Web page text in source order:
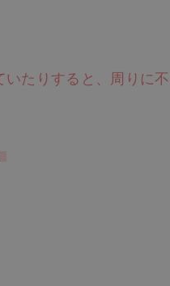
たりすると、周りに不